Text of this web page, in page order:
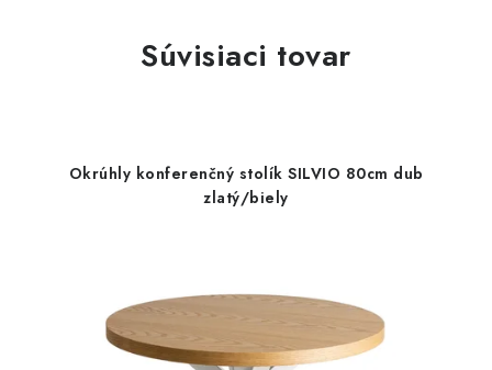
Súvisiaci tovar
Okrúhly konferenčný stolík SILVIO 80cm dub
zlatý/biely